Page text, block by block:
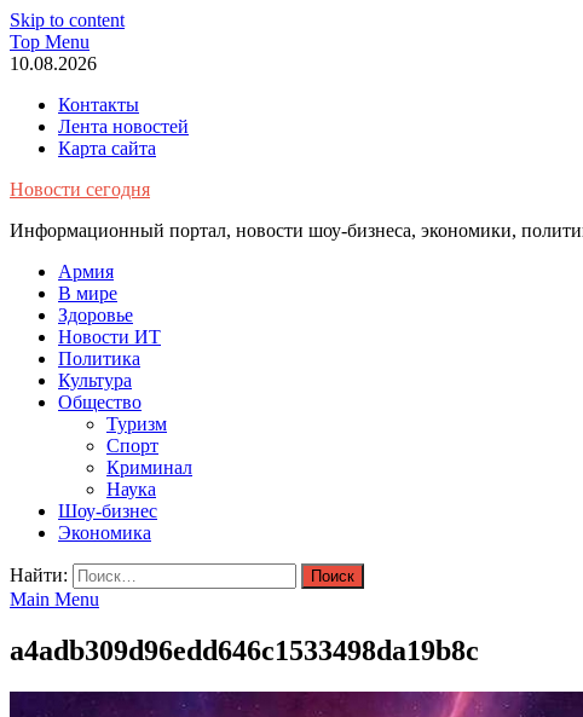
Skip to content
Top Menu
10.08.2026
Контакты
Лента новостей
Карта сайта
Новости сегодня
Информационный портал, новости шоу-бизнеса, экономики,
Армия
В мире
Здоровье
Новости ИТ
Политика
Культура
Общество
Туризм
Спорт
Криминал
Наука
Шоу-бизнес
Экономика
Найти:
Main Menu
a4adb309d96edd646c1533498da19b8c